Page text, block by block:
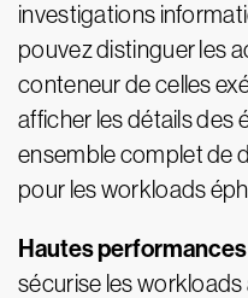
investigations
pouvez distinguer les
conteneur de celles
afficher les détails des
ensemble complet de
pour les workloads
Hautes performances
sécurise les